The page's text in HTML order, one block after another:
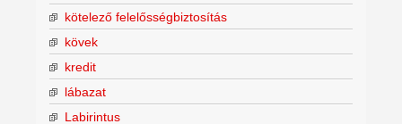
kötelező felelősségbiztosítás
kövek
kredit
lábazat
Labirintus